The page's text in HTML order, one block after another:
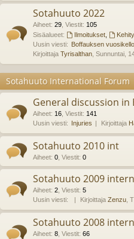
Sotahuuto 2022
Aiheet: 29 Viestit: 105
Sisäalueet:
Ilmoitukset,
Uusin viesti: Boffauksen vuosikello
Kirjoittaja Tyrisalthan , Sunnuntai,
Sotahuuto International Forum
General discussion in
Aiheet: 16 Viestit: 141
Uusin viesti: Injuries Kirjoittaja
Sotahuuto 2010 int
Aiheet: 0 Viestit: 0
Sotahuuto 2009
Aiheet: 2 Viestit: 5
Uusin viesti:
Kirjoittaja Zenzu ,
Sotahuuto 2008
Aiheet: 8 Viestit: 66